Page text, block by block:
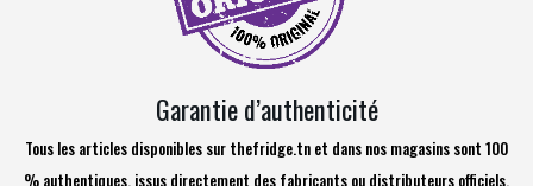
Garantie d’authenticité
Tous les articles disponibles sur thefridge.tn et dans nos magasins sont 100
% authentiques, issus directement des fabricants ou distributeurs officiels.